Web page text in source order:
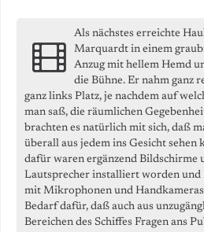
Als nächstes erreichte
Marquardt in einem
Anzug mit hellem Hemd
die Bühne. Er nahm ganz
ganz links Platz, je nachdem auf
man saß, die räumlichen
brachten es natürlich mit sich, daß
überall aus jedem ins Gesicht sehen
dafür waren ergänzend Bildschirme
Lautsprecher installiert worden und
mit Mikrophonen und
Bedarf dafür, daß auch aus
Bereichen des Schiffes Fragen ans